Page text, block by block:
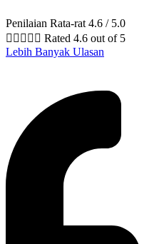
Penilaian Rata-rat 4.6 / 5.0
     Rated 4.6 out of 5
Lebih Banyak Ulasan